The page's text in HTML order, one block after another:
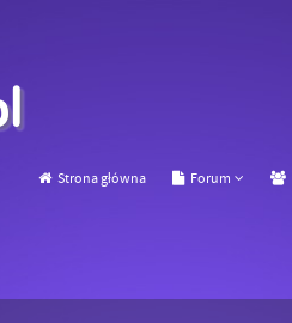
Strona główna Forum